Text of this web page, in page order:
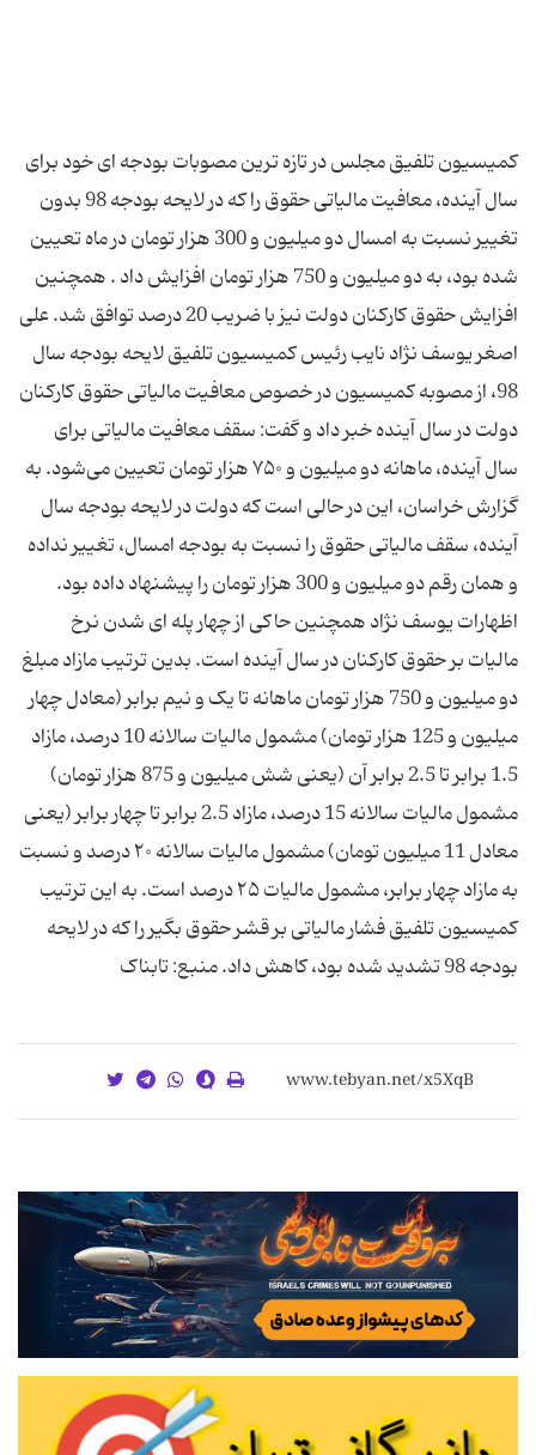
کمیسیون تلفیق مجلس در تازه ترین مصوبات بودجه ای خود برای
سال آینده، معافیت مالیاتی حقوق را که در لایحه بودجه 98 بدون
تغییر نسبت به امسال دو میلیون و 300 هزار تومان در ماه تعیین
شده بود، به دو میلیون و 750 هزار تومان افزایش داد . همچنین
افزایش حقوق کارکنان دولت نیز با ضریب 20 درصد توافق شد. علی
اصغر یوسف نژاد نایب رئیس کمیسیون تلفیق لایحه بودجه سال
98، از مصوبه کمیسیون در خصوص معافیت مالیاتی حقوق کارکنان
دولت در سال آینده خبر داد و گفت: سقف معافیت مالیاتی برای
سال آینده، ماهانه دو میلیون و ۷۵۰ هزار تومان تعیین می‌شود. به
گزارش خراسان، این در حالی است که دولت در لایحه بودجه سال
آینده، سقف مالیاتی حقوق را نسبت به بودجه امسال، تغییر نداده
و همان رقم دو میلیون و 300 هزار تومان را پیشنهاد داده بود.
اظهارات یوسف نژاد همچنین حاکی از چهار پله ای شدن نرخ
مالیات بر حقوق کارکنان در سال آینده است. بدین ترتیب مازاد مبلغ
دو میلیون و 750 هزار تومان ماهانه تا یک و نیم برابر (معادل چهار
میلیون و 125 هزار تومان) مشمول مالیات سالانه 10 درصد، مازاد
1.5 برابر تا 2.5 برابر آن (یعنی شش میلیون و 875 هزار تومان)
مشمول مالیات سالانه 15 درصد، مازاد 2.5 برابر تا چهار برابر (یعنی
معادل 11 میلیون تومان) مشمول مالیات سالانه ۲۰ درصد و نسبت
به مازاد چهار برابر، مشمول مالیات ۲۵ درصد است. به این ترتیب
کمیسیون تلفیق فشار مالیاتی بر قشر حقوق بگیر را که در لایحه
بودجه 98 تشدید شده بود، کاهش داد. منبع: تابناک